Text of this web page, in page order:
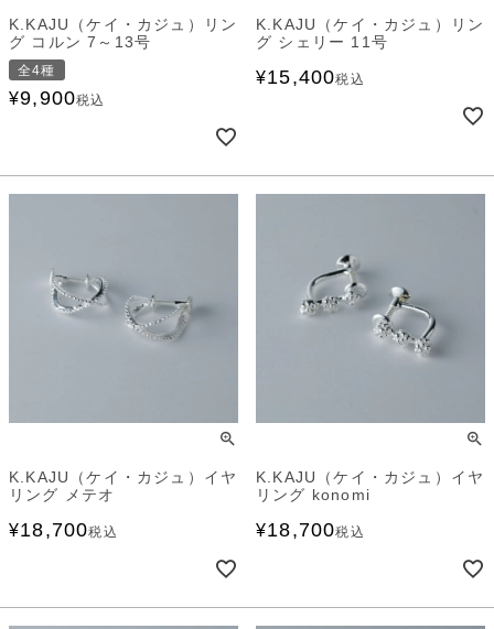
K.KAJU（ケイ・カジュ）リン
グ コルン 7～13号
全4種
¥9,900税込
K.KAJU（ケイ・カジュ）リン
グ シェリー 11号
¥15,400税込
K.KAJU（ケイ・カジュ）イヤ
リング メテオ
¥18,700税込
K.KAJU（ケイ・カジュ）イヤ
リング konomi
¥18,700税込